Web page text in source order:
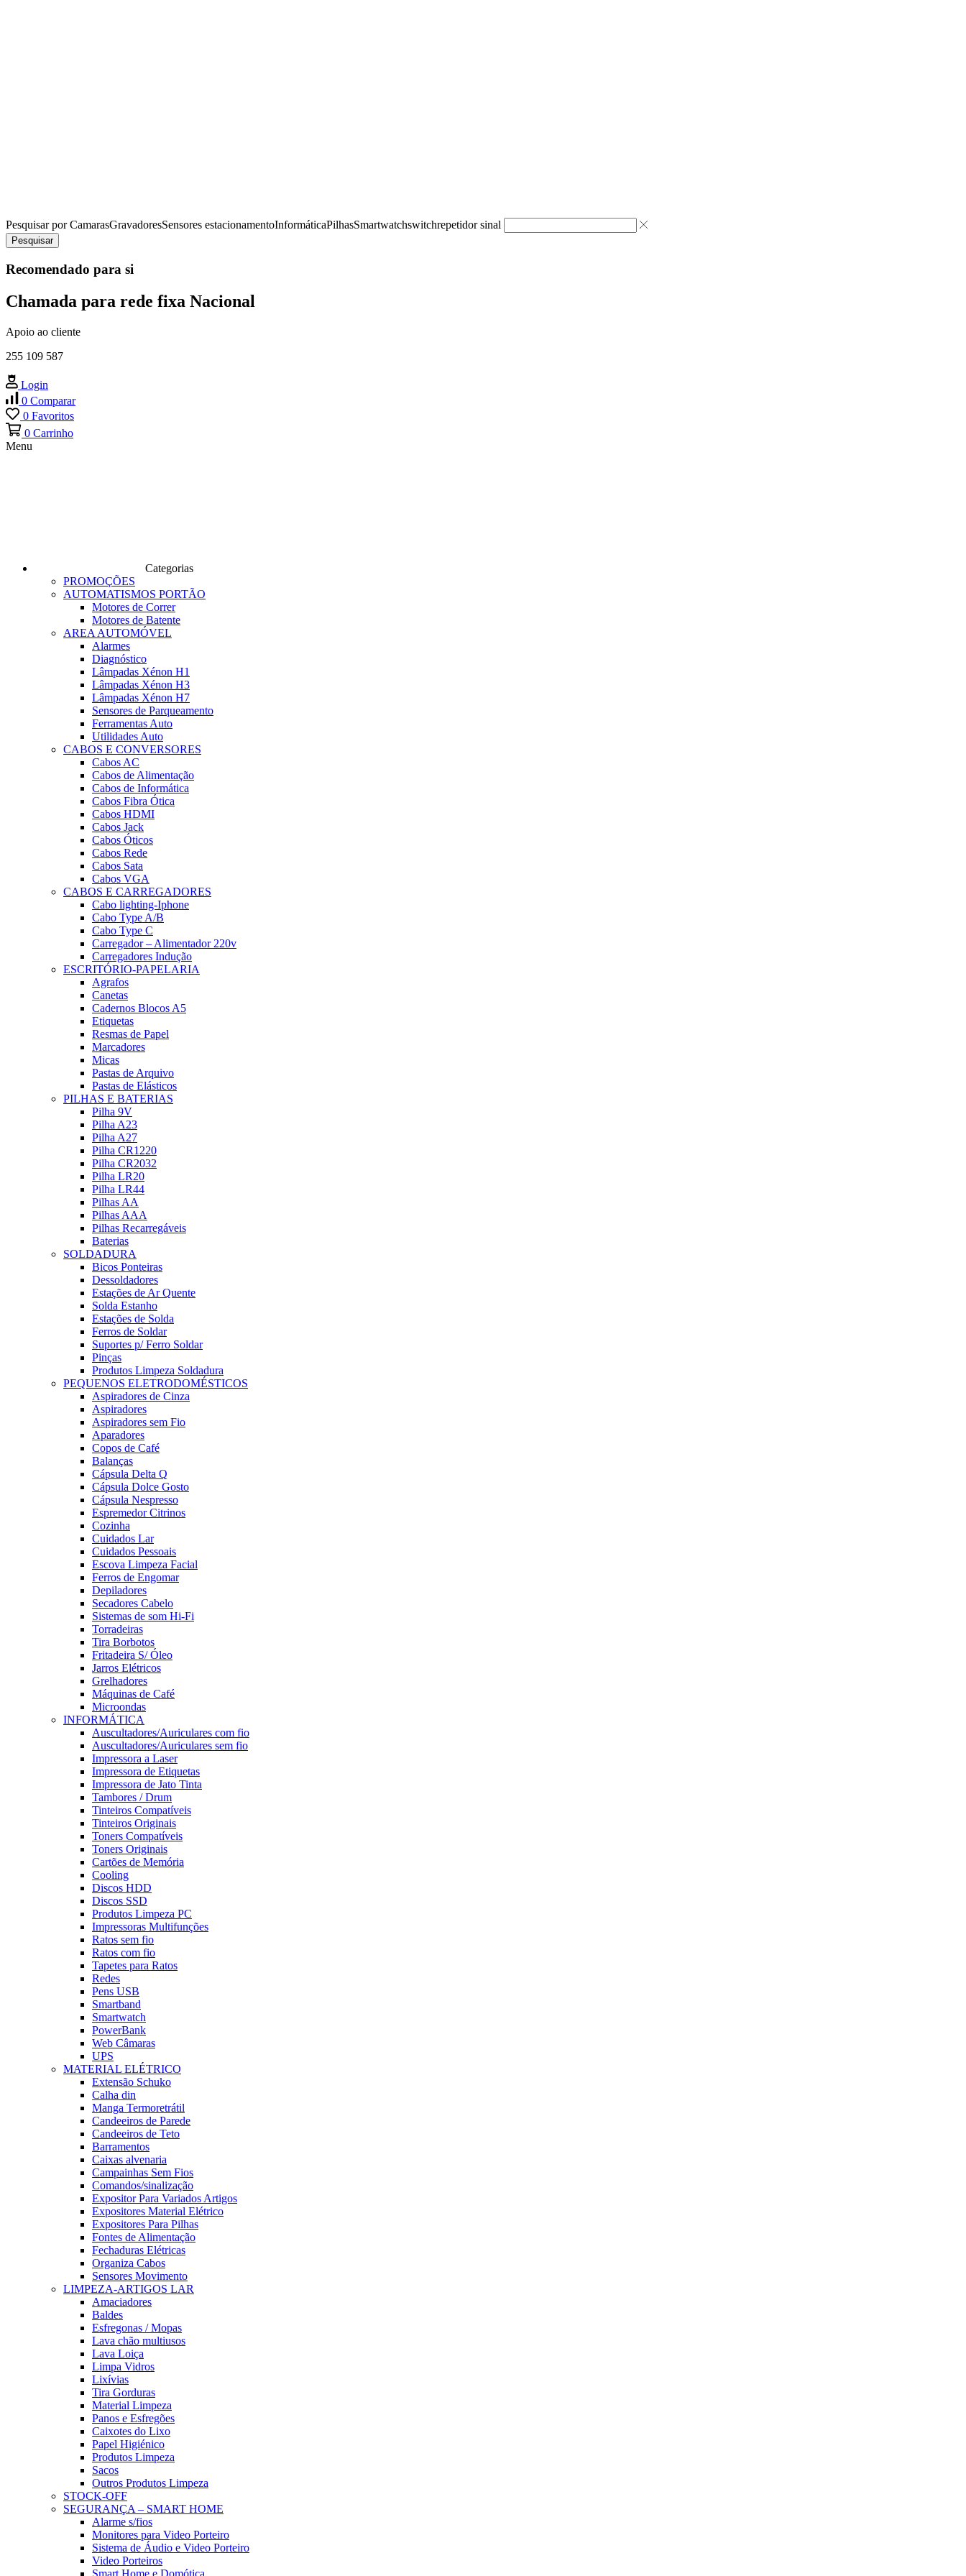
Pesquisar porCamarasGravadoresSensores estacionamentoInformáticaPilhasSmartwatchswitchrepetidor sinal
Pesquisar
Recomendado para si
Chamada para rede fixa Nacional
Apoio ao cliente
255 109 587
Login
0 Comparar
0 Favoritos
0 Carrinho
Menu
Categorias
PROMOÇÕES
AUTOMATISMOS PORTÃO
Motores de Correr
Motores de Batente
AREA AUTOMÓVEL
Alarmes
Diagnóstico
Lâmpadas Xénon H1
Lâmpadas Xénon H3
Lâmpadas Xénon H7
Sensores de Parqueamento
Ferramentas Auto
Utilidades Auto
CABOS E CONVERSORES
Cabos AC
Cabos de Alimentação
Cabos de Informática
Cabos Fibra Ótica
Cabos HDMI
Cabos Jack
Cabos Óticos
Cabos Rede
Cabos Sata
Cabos VGA
CABOS E CARREGADORES
Cabo lighting-Iphone
Cabo Type A/B
Cabo Type C
Carregador – Alimentador 220v
Carregadores Indução
ESCRITÓRIO-PAPELARIA
Agrafos
Canetas
Cadernos Blocos A5
Etiquetas
Resmas de Papel
Marcadores
Micas
Pastas de Arquivo
Pastas de Elásticos
PILHAS E BATERIAS
Pilha 9V
Pilha A23
Pilha A27
Pilha CR1220
Pilha CR2032
Pilha LR20
Pilha LR44
Pilhas AA
Pilhas AAA
Pilhas Recarregáveis
Baterias
SOLDADURA
Bicos Ponteiras
Dessoldadores
Estações de Ar Quente
Solda Estanho
Estações de Solda
Ferros de Soldar
Suportes p/ Ferro Soldar
Pinças
Produtos Limpeza Soldadura
PEQUENOS ELETRODOMÉSTICOS
Aspiradores de Cinza
Aspiradores
Aspiradores sem Fio
Aparadores
Copos de Café
Balanças
Cápsula Delta Q
Cápsula Dolce Gosto
Cápsula Nespresso
Espremedor Citrinos
Cozinha
Cuidados Lar
Cuidados Pessoais
Escova Limpeza Facial
Ferros de Engomar
Depiladores
Secadores Cabelo
Sistemas de som Hi-Fi
Torradeiras
Tira Borbotos
Fritadeira S/ Óleo
Jarros Elétricos
Grelhadores
Máquinas de Café
Microondas
INFORMÁTICA
Auscultadores/Auriculares com fio
Auscultadores/Auriculares sem fio
Impressora a Laser
Impressora de Etiquetas
Impressora de Jato Tinta
Tambores / Drum
Tinteiros Compatíveis
Tinteiros Originais
Toners Compatíveis
Toners Originais
Cartões de Memória
Cooling
Discos HDD
Discos SSD
Produtos Limpeza PC
Impressoras Multifunções
Ratos sem fio
Ratos com fio
Tapetes para Ratos
Redes
Pens USB
Smartband
Smartwatch
PowerBank
Web Câmaras
UPS
MATERIAL ELÉTRICO
Extensão Schuko
Calha din
Manga Termoretrátil
Candeeiros de Parede
Candeeiros de Teto
Barramentos
Caixas alvenaria
Campainhas Sem Fios
Comandos/sinalização
Expositor Para Variados Artigos
Expositores Material Elétrico
Expositores Para Pilhas
Fontes de Alimentação
Fechaduras Elétricas
Organiza Cabos
Sensores Movimento
LIMPEZA-ARTIGOS LAR
Amaciadores
Baldes
Esfregonas / Mopas
Lava chão multiusos
Lava Loiça
Limpa Vidros
Lixívias
Tira Gorduras
Material Limpeza
Panos e Esfregões
Caixotes do Lixo
Papel Higiénico
Produtos Limpeza
Sacos
Outros Produtos Limpeza
STOCK-OFF
SEGURANÇA – SMART HOME
Alarme s/fios
Monitores para Video Porteiro
Sistema de Áudio e Video Porteiro
Video Porteiros
Smart Home e Domótica